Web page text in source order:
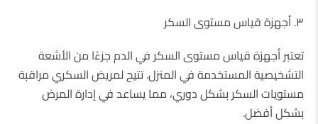
٣. أجهزة قياس مستوى السكر
تعتبر أجهزة قياس مستوى السكر في الدم جزءًا من الأشعة
التشخيصية المستخدمة في المنزل. تتيح لمريض السكري مراقبة
مستويات السكر بشكل دوري، مما يساعد في إدارة المرض
بشكل أفضل.